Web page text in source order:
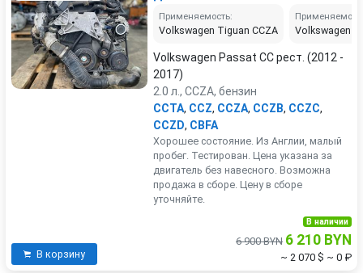
Применяемость:
Volkswagen Tiguan CCZA Volkswagen
Volkswagen Passat CC рест. (2012 -
2017)
2.0 л., CCZA, бензин
CCTA, CCZ, CCZA, CCZB, CCZC,
CCZD, CBFA
Хорошее состояние. Из Англии, малый
пробег. Тестирован. Цена указана за
двигатель без навесного. Возможна
продажа в сборе. Цену в сборе
уточняйте.
В корзину
В наличии
6 900 BYN 6 210 BYN
~ 2 070 $ ~ 0 ₽